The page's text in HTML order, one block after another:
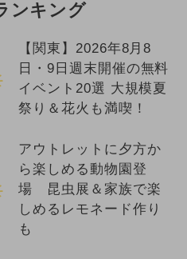
ンキング
【関東】2026年8月8
日・9日週末開催の無料
イベント20選 大規模夏
祭り＆花火も満喫！
アウトレットに夕方か
ら楽しめる動物園登
場 昆虫展＆家族で楽
しめるレモネード作り
も